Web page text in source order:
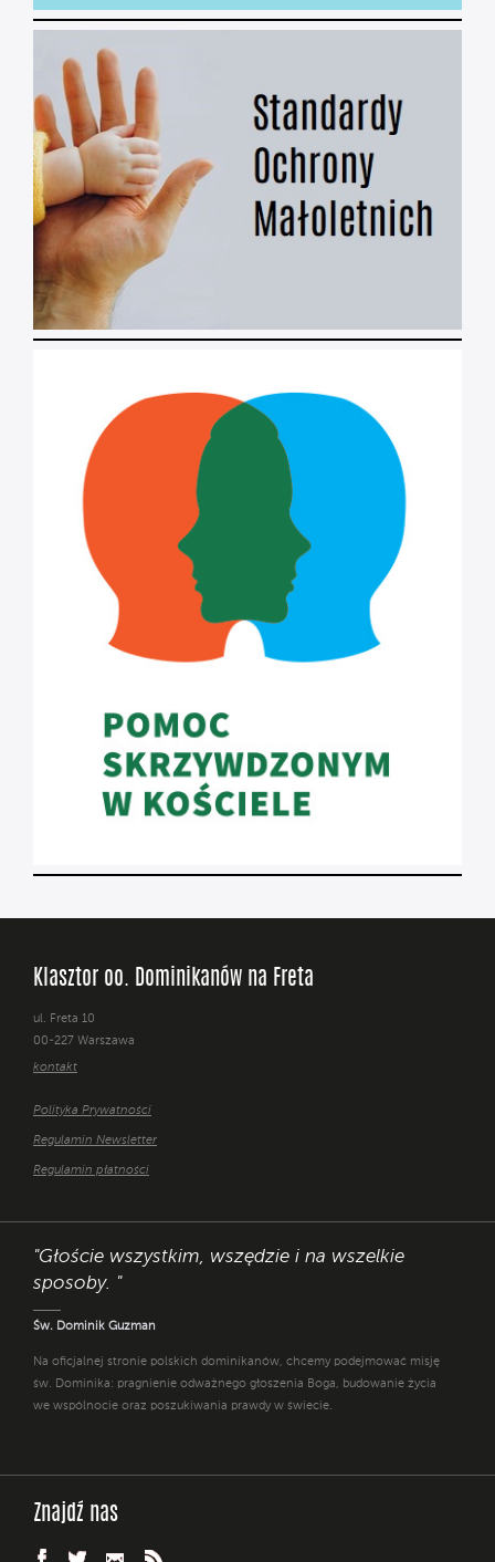
Klasztor oo. Dominikanów na Freta
ul. Freta 10
00-227 Warszawa
kontakt
Polityka Prywatności
Regulamin Newsletter
Regulamin płatności
"Głoście wszystkim, wszędzie i na wszelkie
sposoby. "
Św. Dominik Guzman
Na oficjalnej stronie polskich dominikanów, chcemy podejmować misję
św. Dominika: pragnienie odważnego głoszenia Boga, budowanie życia
we wspólnocie oraz poszukiwania prawdy w świecie.
Znajdź nas